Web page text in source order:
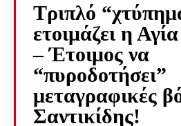
Τριπλό
ετοιμάζει η
– Έτοιμος να
“πυροδοτήσει”
μεταγραφικές
Σαντικίδης!